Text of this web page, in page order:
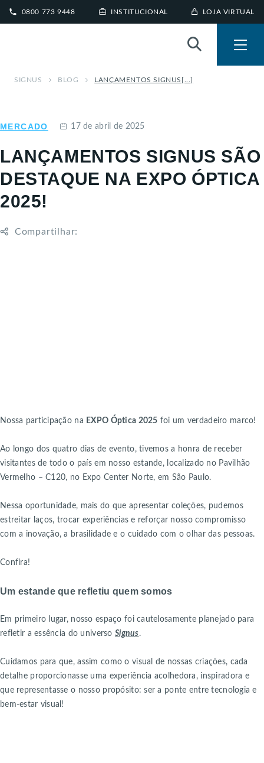
0800 773 9448 INSTITUCIONAL LOJA VIRTUAL
SIGNUS BLOG LANÇAMENTOS SIGNUS[...]
MERCADO 17 de abril de 2025
LANÇAMENTOS SIGNUS SÃO
DESTAQUE NA EXPO ÓPTICA
2025!
Compartilhar:
Nossa participação na EXPO Óptica 2025 foi um verdadeiro marco!
Ao longo dos quatro dias de evento, tivemos a honra de receber
visitantes de todo o país em nosso estande, localizado no Pavilhão
Vermelho – C120, no Expo Center Norte, em São Paulo.
Nessa oportunidade, mais do que apresentar coleções, pudemos
estreitar laços, trocar experiências e reforçar nosso compromisso
com a inovação, a brasilidade e o cuidado com o olhar das pessoas.
Confira!
Um estande que refletiu quem somos
Em primeiro lugar, nosso espaço foi cautelosamente planejado para
refletir a essência do universo Signus.
Cuidamos para que, assim como o visual de nossas criações, cada
detalhe proporcionasse uma experiência acolhedora, inspiradora e
que representasse o nosso propósito: ser a ponte entre tecnologia e
bem-estar visual!